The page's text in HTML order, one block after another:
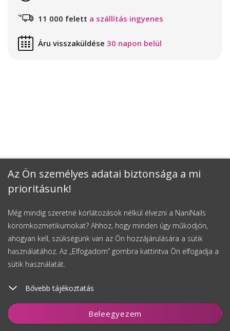
Az Ön személyes adatai biztonsága a mi
prioritásunk!
Még mindig szeretné korlátozások nélkül élvezni a NaniNails
körömkozmetikumokat? Ahhoz, hogy minden úgy működjön,
ahogyan kell, szükségünk van az Ön hozzájárulására a sütik
használatához. Az „Elfogadom” gombra kattintva Ön elfogadja a
sütik használatát.
Bővebb tájékoztatás
Beleegyezem
Kosárhoz ad
11 000 felett a szállítás ingyenes
Áru visszaküldése 30 napon belül